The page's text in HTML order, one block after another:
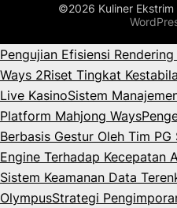
©2026 Kuliner Ekstrim
Pengujian Efisiensi
Ways 2Riset Tingkat
Live KasinoSistem
Platform Mahjong Ways
Berbasis Gestur Oleh Tim PG
Engine Terhadap Kecepatan
Sistem Keamanan Data
OlympusStrategi